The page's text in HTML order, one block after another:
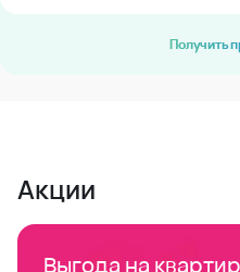
Получить
Акции
Выгода на